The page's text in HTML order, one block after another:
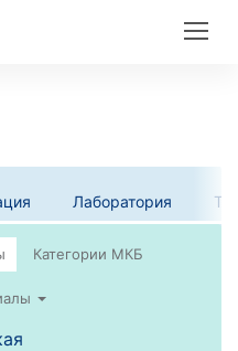
Лаборатория